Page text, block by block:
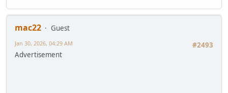
mac22
Guest
#2493
Jan 30, 2026, 04:29 AM
Advertisement